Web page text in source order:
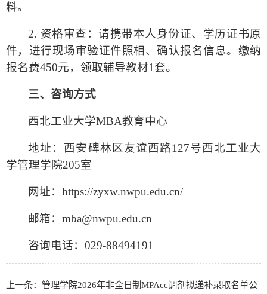
料。
2. 资格审查：请携带本人身份证、学历证书原
件，进行现场审验证件照相、确认报名信息。缴纳
报名费450元，领取辅导教材1套。
三、 咨询方式
西北工业大学MBA教育中心
地址：西安碑林区友谊西路127号西北工业大
学管理学院205室
网址：https://zyxw.nwpu.edu.cn/
邮箱：mba@nwpu.edu.cn
咨询电话：029-88494191
上一条：管理学院2026年非全日制MPAcc调剂拟递补录取名单公